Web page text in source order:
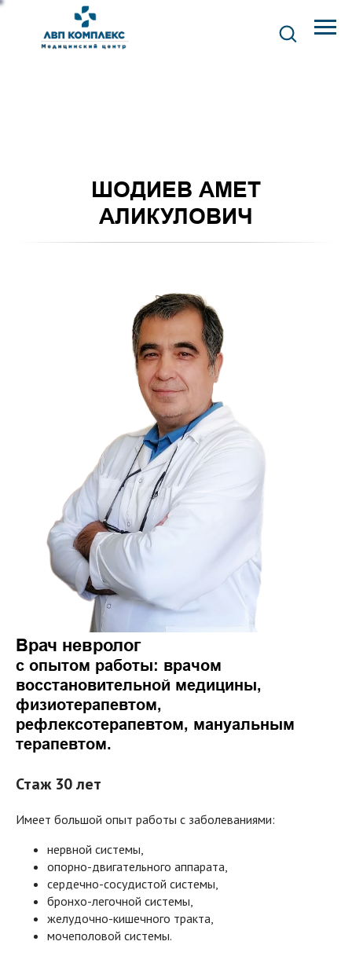
ШОДИЕВ АМЕТ
АЛИКУЛОВИЧ
Врач невролог
с опытом работы: врачом
восстановительной медицины,
физиотерапевтом,
рефлексотерапевтом, мануальным
терапевтом.
Стаж 30 лет
Имеет большой опыт работы с заболеваниями:
нервной системы,
опорно-двигательного аппарата,
сердечно-сосудистой системы,
бронхо-легочной системы,
желудочно-кишечного тракта,
мочеполовой системы.